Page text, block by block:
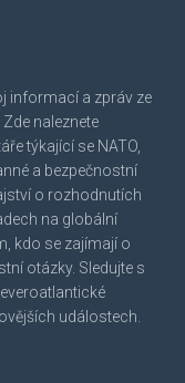
informací a zpráv ze
naleznete
týkající se NATO,
a bezpečnostní
o rozhodnutích
na globální
kdo se zajímají o
otázky. Sledujte s
událostech.